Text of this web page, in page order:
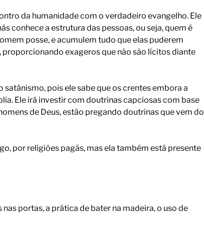
da humanidade com o verdadeiro evangelho. Ele
conhece a estrutura das pessoas, ou seja, quem é
posse, e acumulem tudo que elas puderem
exageros que não são lícitos diante
pois ele sabe que os crentes embora a
Ele irá investir com doutrinas capciosas com base
de Deus, estão pregando doutrinas que vem do
por religiões pagãs, mas ela também está presente
portas, a prática de bater na madeira, o uso de